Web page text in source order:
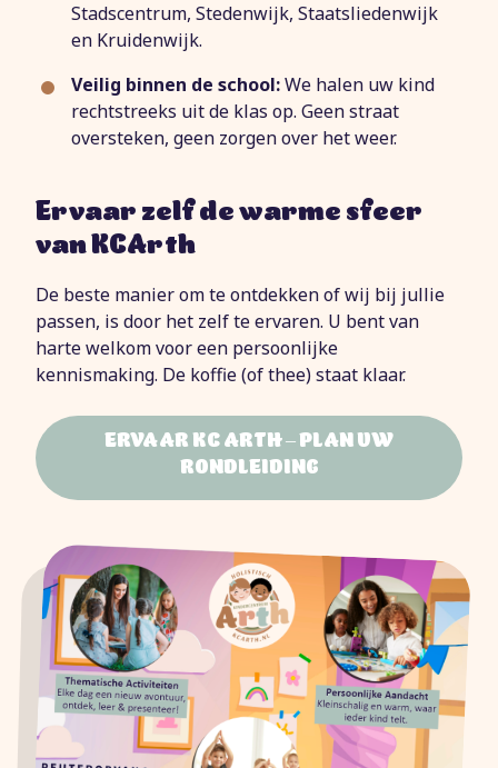
Stadscentrum, Stedenwijk, Staatsliedenwijk
en Kruidenwijk.
Veilig binnen de school:We halen uw kind
rechtstreeks uit de klas op. Geen straat
oversteken, geen zorgen over het weer.
Ervaar zelf de warme sfeer
van KCArth
De beste manier om te ontdekken of wij bij jullie
passen, is door het zelf te ervaren. U bent van
harte welkom voor een persoonlijke
kennismaking. De koffie (of thee) staat klaar.
ERVAAR KC ARTH – PLAN UW
RONDLEIDING